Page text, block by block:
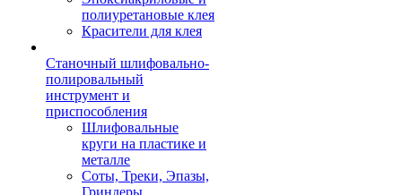
полиуретановые клея
Красители для клея
Станочный шлифовально-
полировальный
инструмент и
приспособления
Шлифовальные
круги на пластике и
металле
Соты, Треки, Эпазы,
Гриндеры